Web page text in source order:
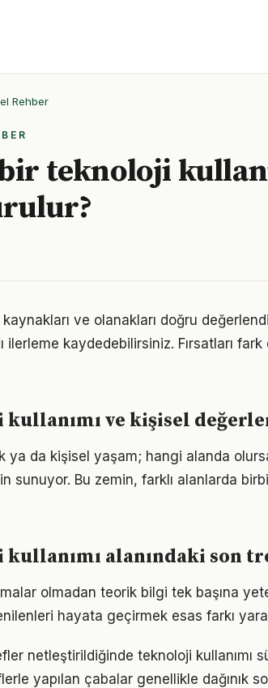
Rehber
teknoloji
ve olanakları doğru
ilerleme kaydedebilirsiniz. Fırsatları
kullanımı ve kişisel
ya da kişisel yaşam; hangi alanda
sunuyor. Bu zemin, farklı alanlarda
kullanımı alanındaki son
olmadan teorik bilgi tek başına
hayata geçirmek esas farkı
netleştirildiğinde teknoloji kullanımı
yapılan çabalar genellikle dağınık